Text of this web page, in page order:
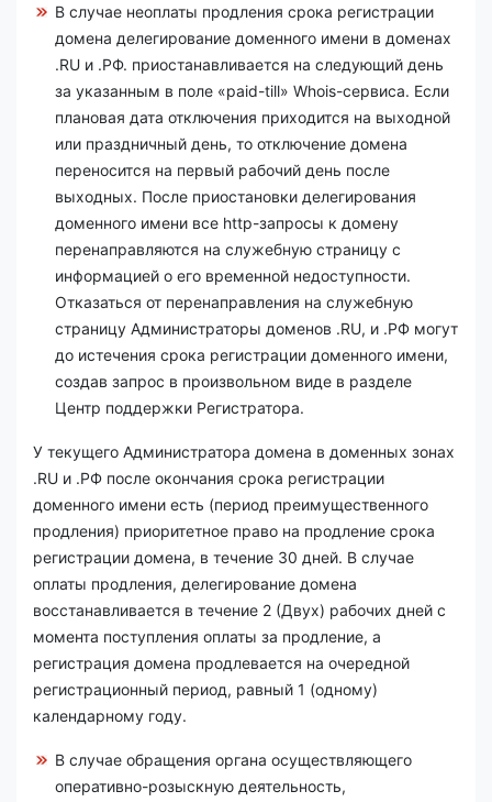
В случае неоплаты продления срока регистрации
домена делегирование доменного имени в доменах
.RU и .РФ. приостанавливается на следующий день
за указанным в поле «paid-till» Whois-сервиса. Если
плановая дата отключения приходится на выходной
или праздничный день, то отключение домена
переносится на первый рабочий день после
выходных. После приостановки делегирования
доменного имени все http-запросы к домену
перенаправляются на служебную страницу с
информацией о его временной недоступности.
Отказаться от перенаправления на служебную
страницу Администраторы доменов .RU, и .РФ могут
до истечения срока регистрации доменного имени,
создав запрос в произвольном виде в разделе
Центр поддержки Регистратора.
У текущего Администратора домена в доменных зонах
.RU и .РФ после окончания срока регистрации
доменного имени есть (период преимущественного
продления) приоритетное право на продление срока
регистрации домена, в течение 30 дней. В случае
оплаты продления, делегирование домена
восстанавливается в течение 2 (Двух) рабочих дней с
момента поступления оплаты за продление, а
регистрация домена продлевается на очередной
регистрационный период, равный 1 (одному)
календарному году.
В случае обращения органа осуществляющего
оперативно-розыскную деятельность,